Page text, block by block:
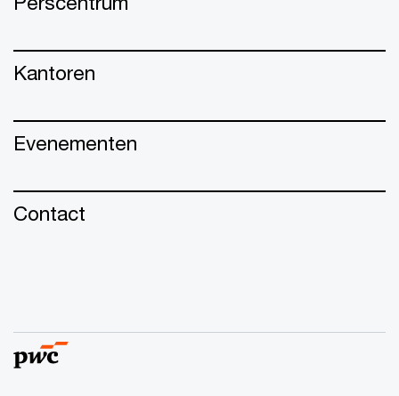
Kantoren
Evenementen
Contact